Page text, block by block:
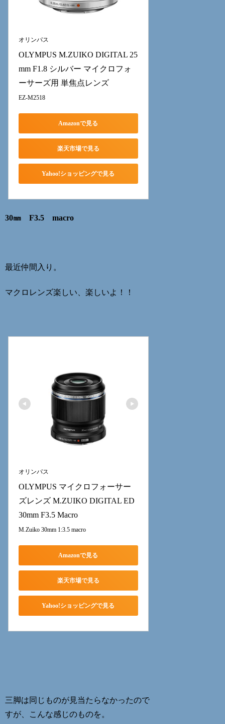
オリンパス
OLYMPUS M.ZUIKO DIGITAL 25
mm F1.8 シルバー マイクロフォ
ーサーズ用 単焦点レンズ
EZ-M2518
Amazonで見る
楽天市場で見る
Yahoo!ショッピングで見る
30㎜ F3.5 macro
最近仲間入り。
マクロレンズ楽しい、楽しいよ！！
オリンパス
OLYMPUS マイクロフォーサー
ズレンズ M.ZUIKO DIGITAL ED
30mm F3.5 Macro
M.Zuiko 30mm 1:3.5 macro
Amazonで見る
楽天市場で見る
Yahoo!ショッピングで見る
三脚は同じものが見当たらなかったので
すが、こんな感じのものを。